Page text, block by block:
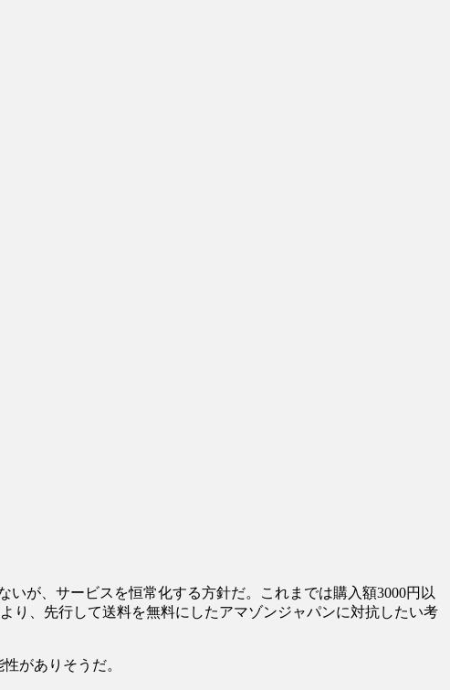
が、サービスを恒常化する方針だ。これまでは購入額3000円以
り、先行して送料を無料にしたアマゾンジャパンに対抗したい考
がありそうだ。